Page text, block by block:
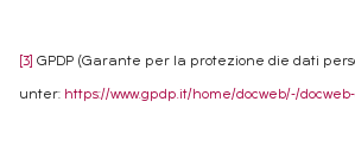
[3] GPDP (Garante per la protezione die dati
unter: https://www.gpdp.it/home/docweb/-/